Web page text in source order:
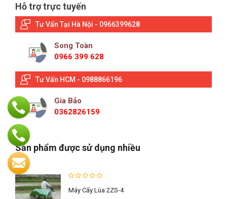
Hỗ trợ trực tuyến
Tư Vấn Tại Hà Nội - 0966399628
Song Toàn
0966 399 628
Tư Vấn HCM - 0988866196
Gia Bảo
0362826159
Sản phẩm được sử dụng nhiều
Máy Cấy Lúa 2ZS-4